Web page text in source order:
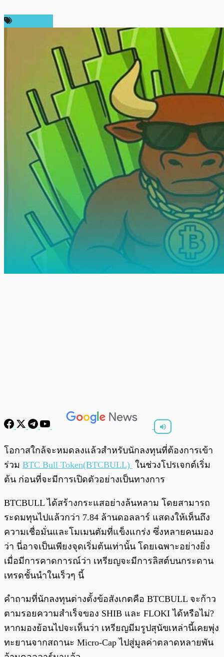
พร้อมเล่น 0:00
โอกาสใกล้จะหมดลงแล้วสำหรับนักลงทุนที่ต้องการเข้า
ร่วม BTC Bull Token(BTCBULL) ในช่วงโปรเจกต์เริ่ม
ต้น ก่อนที่จะมีการเปิดตัวอย่างเป็นทางการ
BTCBULL ได้สร้างกระแสอย่างล้นหลาม โดยสามารถ
ระดมทุนไปแล้วกว่า 7.84 ล้านดอลลาร์ แสดงให้เห็นถึง
ความเชื่อมั่นและโมเมนตัมที่แข็งแกร่ง ซึ่งหลายคนมอง
ว่า นี่อาจเป็นเพียงจุดเริ่มต้นเท่านั้น โดยเฉพาะอย่างยิ่ง
เมื่อมีการคาดการณ์ว่า เหรียญจะมีการลิสต์บนกระดาน
เทรดชั้นนำในเร็วๆ นี้
คำถามที่นักลงทุนต่างตั้งข้อสังเกตคือ BTCBULL จะก้าว
ตามรอยความสำเร็จของ SHIB และ FLOKI ได้หรือไม่?
หากมองย้อนไปจะเห็นว่า เหรียญมีมรูปสุนัขเหล่านี้เคยพุ่ง
ทะยานจากสถานะ Micro-Cap ไปสู่มูลค่าตลาดหลายพัน